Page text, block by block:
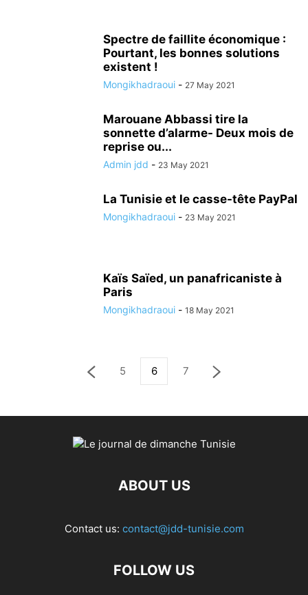
Spectre de faillite économique :
Pourtant, les bonnes solutions
existent !
Mongikhadraoui - 27 May 2021
Marouane Abbassi tire la
sonnette d’alarme- Deux mois de
reprise ou...
Admin jdd - 23 May 2021
La Tunisie et le casse-tête PayPal
Mongikhadraoui - 23 May 2021
Kaïs Saïed, un panafricaniste à
Paris
Mongikhadraoui - 18 May 2021
5 6 7
ABOUT US
Contact us: contact@jdd-tunisie.com
FOLLOW US